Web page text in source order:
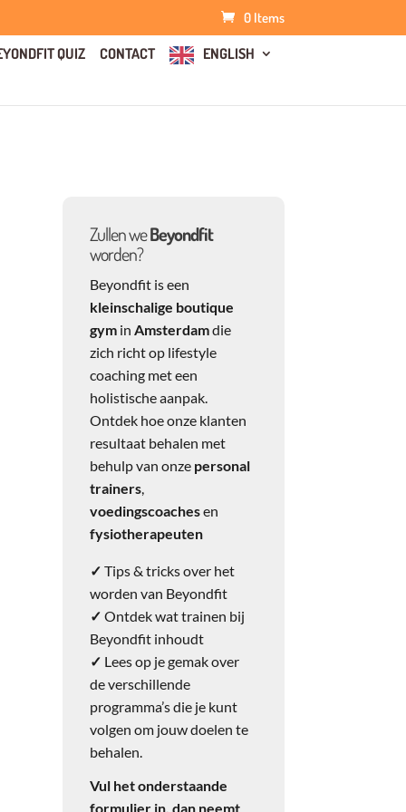
0 Items
QUIZ CONTACT ENGLISH
Zullen weBeyondfit
worden?
Beyondfit is een
kleinschalige boutique
gymin Amsterdamdie
zich richt op lifestyle
coaching met een
holistische aanpak.
Ontdek hoe onze klanten
resultaat behalen met
behulp van onze personal
trainers,
voedingscoachesen
fysiotherapeuten
✓ Tips & tricks over het
worden van Beyondfit
✓ Ontdek wat trainen bij
Beyondfit inhoudt
✓ Lees op je gemak over
de verschillende
programma’s die je kunt
volgen om jouw doelen te
behalen.
Vul het onderstaande
formulier in, dan neemt